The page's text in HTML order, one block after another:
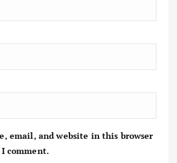
email, and website in this browser
comment.